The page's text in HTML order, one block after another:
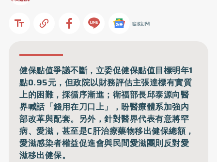
追蹤訂閱
健保點值爭議不斷，立委促健保點值目標明年1
點0.95元，但政院以財務評估主張達標有實質
上的困難，採循序漸進；衛福部長邱泰源向醫
界喊話「錢用在刀口上」，盼醫療體系加強內
部改革與配套。另外，針對醫界代表有意將罕
病、愛滋，甚至是C肝治療藥物移出健保總額，
愛滋感染者權益促進會與民間愛滋團則反對愛
滋移出健保。